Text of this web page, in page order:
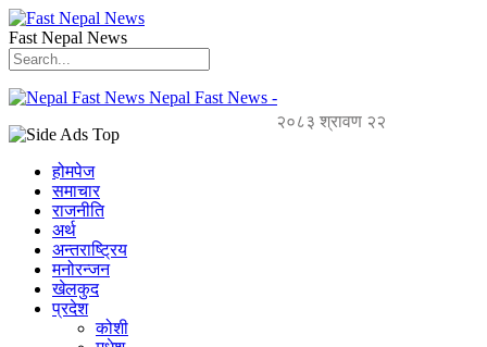
Fast Nepal News
Nepal Fast News -
२०८३ श्रावण २२
होमपेज
समाचार
राजनीति
अर्थ
अन्तराष्ट्रिय
मनोरन्जन
खेलकुद
प्रदेश
कोशी